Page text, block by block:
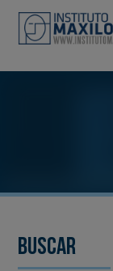
Buscar